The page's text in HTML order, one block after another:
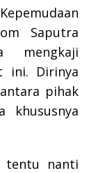
Saputra
mengkaji
ini. Dirinya
pihak
khususnya
tentu nanti